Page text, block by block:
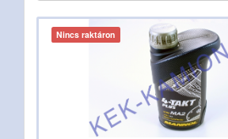
Nincs raktáron